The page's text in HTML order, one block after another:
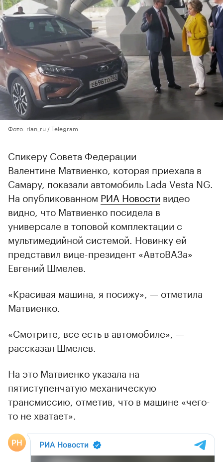
Фото: rian_ru / Telegram
Спикеру Совета Федерации
Валентине Матвиенко, которая приехала в
Самару, показали автомобиль Lada Vesta NG.
На опубликованном РИА Новости видео
видно, что Матвиенко посидела в
универсале в топовой комплектации с
мультимедийной системой. Новинку ей
представил вице-президент «АвтоВАЗа»
Евгений Шмелев.
«Красивая машина, я посижу», — отметила
Матвиенко.
«Смотрите, все есть в автомобиле», —
рассказал Шмелев.
На это Матвиенко указала на
пятиступенчатую механическую
трансмиссию, отметив, что в машине «чего-
то не хватает».